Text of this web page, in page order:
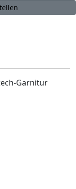
Garnitur